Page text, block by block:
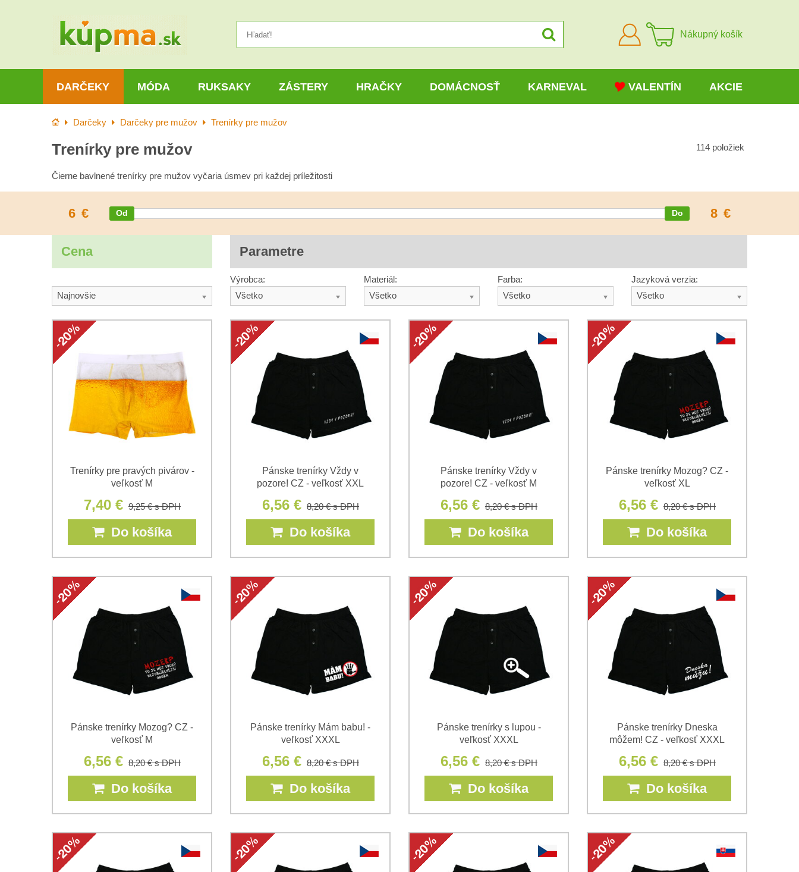
Prihlásiť
sa
Nákupný košík
DARČEKY MÓDA RUKSAKY ZÁSTERY HRAČKY DOMÁCNOSŤ KARNEVAL VALENTÍN AKCIE
Úvod Darčeky Darčeky pre mužov Trenírky pre mužov
Trenírky pre mužov 114 položiek
Čierne bavlnené trenírky pre mužov vyčaria úsmev pri každej príležitosti
6 € 8 €
Cena Parametre
Najnovšie
Výrobca:
Všetko
Materiál:
Všetko
Farba:
Všetko
Jazyková verzia:
Všetko
Trenírky pre pravých pivárov -
veľkosť M
7,40 € 9,25 €s DPH
Do košíka
Pánske trenírky Vždy v
pozore! CZ - veľkosť XXL
6,56 € 8,20 €s DPH
Do košíka
Pánske trenírky Vždy v
pozore! CZ - veľkosť M
6,56 € 8,20 €s DPH
Do košíka
Pánske trenírky Mozog? CZ -
veľkosť XL
6,56 € 8,20 €s DPH
Do košíka
Pánske trenírky Mozog? CZ -
veľkosť M
6,56 € 8,20 €s DPH
Do košíka
Pánske trenírky Mám babu! -
veľkosť XXXL
6,56 € 8,20 €s DPH
Do košíka
Pánske trenírky s lupou -
veľkosť XXXL
6,56 € 8,20 €s DPH
Do košíka
Pánske trenírky Dneska
môžem! CZ - veľkosť XXXL
6,56 € 8,20 €s DPH
Do košíka